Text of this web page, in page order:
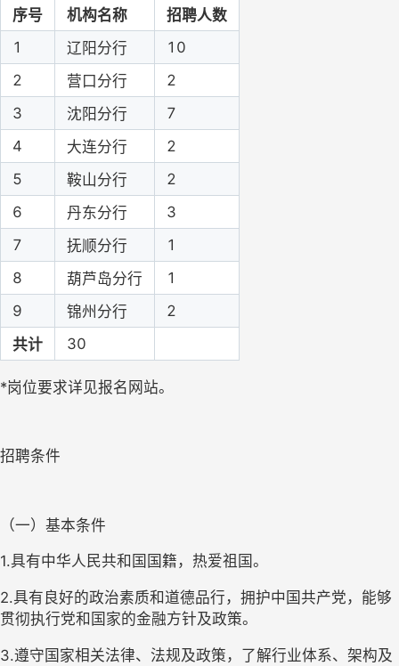
序号 机构名称
招聘人数
1
辽阳分行
10
2
营口分行
2
3
沈阳分行
7
4
大连分行
2
5
鞍山分行
2
6
丹东分行
3
7
抚顺分行
1
8
葫芦岛分行
1
9
锦州分行
2
共计
30
*岗位要求详见报名网站。
招聘条件
（一）基本条件
1.具有中华人民共和国国籍，热爱祖国。
2.具有良好的政治素质和道德品行，拥护中国共产党，能够
贯彻执行党和国家的金融方针及政策。
3.遵守国家相关法律、法规及政策，了解行业体系、架构及